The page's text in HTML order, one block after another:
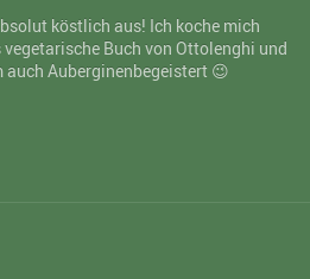
köstlich aus! Ich koche mich
Buch von Ottolenghi und
auch Auberginenbegeistert 😉